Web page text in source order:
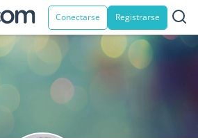
Conectarse Registrarse